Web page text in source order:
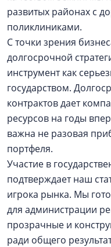
развитых районах с
поликлиниками.
С точки зрения
долгосрочной
инструмент как
государством.
контрактов дает
ресурсов на годы
важна не разовая
портфеля.
Участие в
подтверждает наш
игрока рынка. Мы
для администрации
прозрачные и
ради общего